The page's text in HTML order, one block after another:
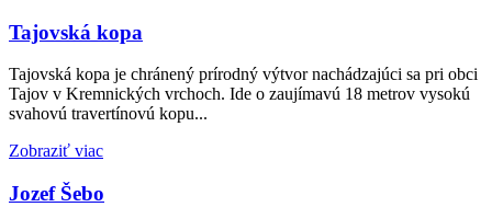
Tajovská kopa
Tajovská kopa je chránený prírodný výtvor nachádzajúci sa pri obci
Tajov v Kremnických vrchoch. Ide o zaujímavú 18 metrov vysokú
svahovú travertínovú kopu...
Zobraziť viac
Jozef Šebo